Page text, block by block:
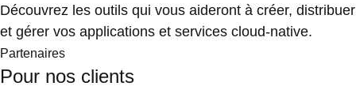
Découvrez les outils qui vous aideront à créer, distribuer
et gérer vos applications et services cloud-native.
Partenaires
Pour nos clients